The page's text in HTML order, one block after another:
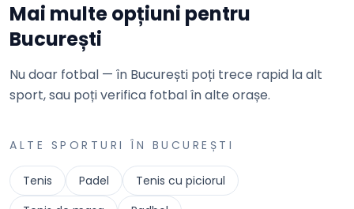
Mai multe opțiuni pentru
București
Nu doar fotbal — în București poți trece rapid la alt
sport, sau poți verifica fotbal în alte orașe.
ALTE SPORTURI ÎN BUCUREȘTI
Tenis Padel
Tenis cu piciorul